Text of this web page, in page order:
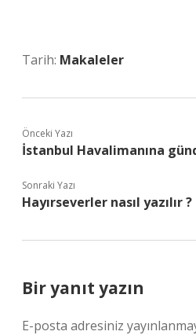
Tarih: Makaleler
Önceki Yazı
İstanbul Havalimanına
Sonraki Yazı
Hayırseverler nasıl yazılır ?
Bir yanıt yazın
E-posta adresiniz